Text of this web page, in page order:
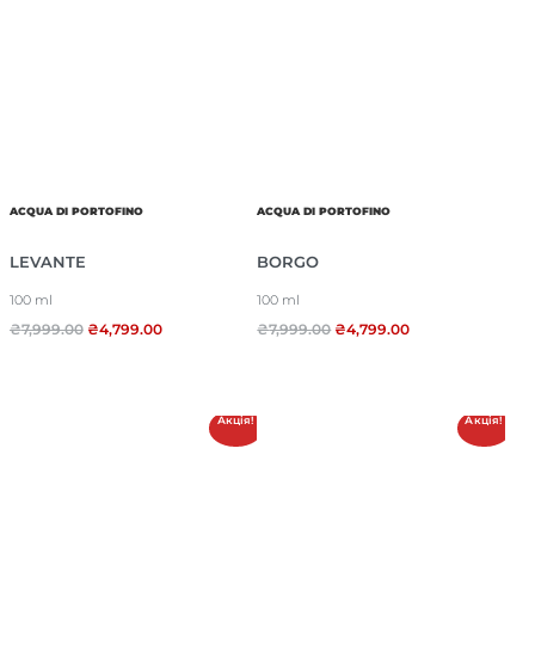
ACQUA DI PORTOFINO
LEVANTE
100 ml
₴7,999.00 ₴4,799.00
ACQUA DI PORTOFINO
BORGO
100 ml
₴7,999.00 ₴4,799.00
Акція! Акція!